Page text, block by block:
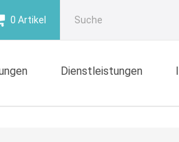
0 Artikel
Dienstleistungen